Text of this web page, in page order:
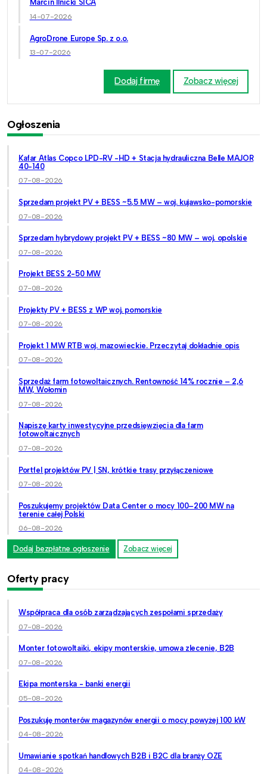
Marcin Ilnicki SICA
14-07-2026
AgroDrone Europe Sp. z o.o.
13-07-2026
Dodaj firmę Zobacz więcej
Ogłoszenia
Kafar Atlas Copco LPD-RV -HD + Stacja hydrauliczna Belle MAJOR
40-140
07-08-2026
Sprzedam projekt PV + BESS ~5,5 MW – woj. kujawsko-pomorskie
07-08-2026
Sprzedam hybrydowy projekt PV + BESS ~80 MW – woj. opolskie
07-08-2026
Projekt BESS 2-50 MW
07-08-2026
Projekty PV + BESS z WP woj. pomorskie
07-08-2026
Projekt 1 MW RTB woj. mazowieckie. Przeczytaj dokładnie opis
07-08-2026
Sprzedaż farm fotowoltaicznych. Rentowność 14% rocznie – 2,6
MW, Wołomin
07-08-2026
Napiszę karty inwestycyjne przedsięwzięcia dla farm
fotowoltaicznych
07-08-2026
Portfel projektów PV | SN, krótkie trasy przyłączeniowe
07-08-2026
Poszukujemy projektów Data Center o mocy 100–200 MW na
terenie całej Polski
06-08-2026
Dodaj bezpłatne ogłoszenie Zobacz więcej
Oferty pracy
Współpraca dla osób zarządzających zespołami sprzedaży
07-08-2026
Monter fotowoltaiki, ekipy monterskie, umowa zlecenie, B2B
07-08-2026
Ekipa monterska - banki energii
05-08-2026
Poszukuję monterów magazynów energii o mocy powyżej 100 kW
04-08-2026
Umawianie spotkań handlowych B2B i B2C dla branży OZE
04-08-2026